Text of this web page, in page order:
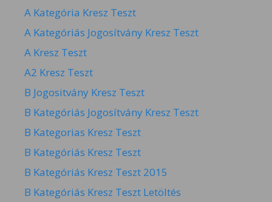
A Kategória Kresz Teszt
A Kategóriás Jogosítvány Kresz Teszt
A Kresz Teszt
A2 Kresz Teszt
B Jogositvány Kresz Teszt
B Kategóriás Jogosítvány Kresz Teszt
B Kategorias Kresz Teszt
B Kategóriás Kresz Teszt
B Kategóriás Kresz Teszt 2015
B Kategóriás Kresz Teszt Letöltés